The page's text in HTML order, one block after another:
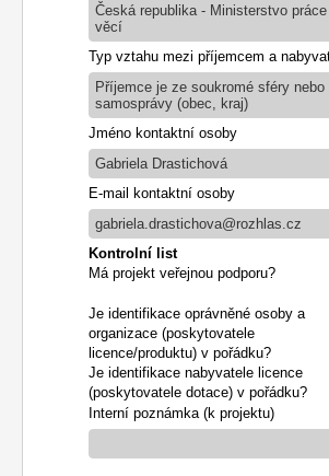
Česká republika - Ministerstvo
věcí
Typ vztahu mezi příjemcem a
Příjemce je ze soukromé sféry nebo
samosprávy (obec, kraj)
Jméno kontaktní osoby
Gabriela Drastichová
E-mail kontaktní osoby
gabriela.drastichova@rozhlas.cz
Kontrolní list
Má projekt veřejnou podporu?
Je identifikace oprávněné osoby a
organizace (poskytovatele
licence/produktu) v pořádku?
Je identifikace nabyvatele licence
(poskytovatele dotace) v pořádku?
Interní poznámka (k projektu)